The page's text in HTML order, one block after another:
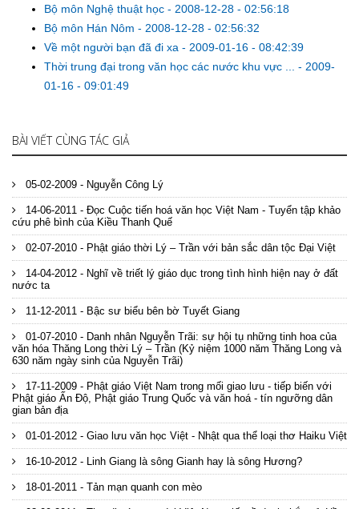
Bộ môn Nghệ thuật học - 2008-12-28 - 02:56:18
Bộ môn Hán Nôm - 2008-12-28 - 02:56:32
Về một người bạn đã đi xa - 2009-01-16 - 08:42:39
Thời trung đại trong văn học các nước khu vực ... - 2009-
01-16 - 09:01:49
BÀI VIẾT CÙNG TÁC GIẢ
05-02-2009 - Nguyễn Công Lý
14-06-2011 - Đọc Cuộc tiến hoá văn học Việt Nam - Tuyển tập khảo
cứu phê bình của Kiều Thanh Quế
02-07-2010 - Phật giáo thời Lý – Trần với bản sắc dân tộc Đại Việt
14-04-2012 - Nghĩ về triết lý giáo dục trong tình hình hiện nay ở đất
nước ta
11-12-2011 - Bậc sư biểu bên bờ Tuyết Giang
01-07-2010 - Danh nhân Nguyễn Trãi: sự hội tụ những tinh hoa của
văn hóa Thăng Long thời Lý – Trần (Kỷ niệm 1000 năm Thăng Long và
630 năm ngày sinh của Nguyễn Trãi)
17-11-2009 - Phật giáo Việt Nam trong mối giao lưu - tiếp biến với
Phật giáo Ấn Độ, Phật giáo Trung Quốc và văn hoá - tín ngưỡng dân
gian bản địa
01-01-2012 - Giao lưu văn học Việt - Nhật qua thể loại thơ Haiku Việt
16-10-2012 - Linh Giang là sông Gianh hay là sông Hương?
18-01-2011 - Tản mạn quanh con mèo